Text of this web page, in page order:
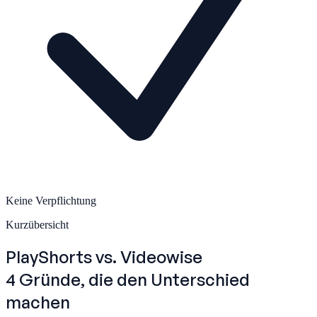
Keine Verpflichtung
Kurzübersicht
PlayShortsvs. Videowise
4 Gründe, die den Unterschied
machen